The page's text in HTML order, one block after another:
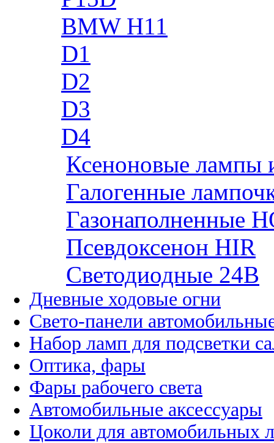
BMW H11
D1
D2
D3
D4
Ксеноновые лампы
Галогенные
Газонаполненные
Псевдоксенон HIR
Cветодиодные 24B
Дневные ходовые огни
Свето-панели
Набор ламп для подсветки
Оптика, фары
Фары рабочего света
Автомобильные аксессуары
Цоколи для автомобильных